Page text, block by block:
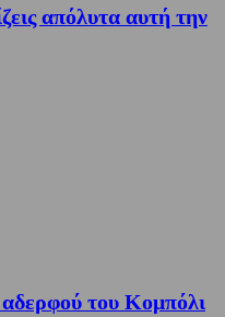
απόλυτα αυτή την
του Κομπόλι